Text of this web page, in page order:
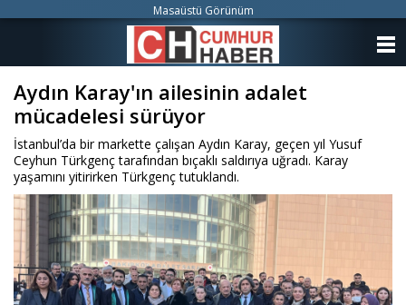
Aydın Karay'ın ailesinin adalet
mücadelesi sürüyor
İstanbul’da bir markette çalışan Aydın Karay, geçen yıl Yusuf
Ceyhun Türkgenç tarafından bıçaklı saldırıya uğradı. Karay
yaşamını yitirirken Türkgenç tutuklandı.
Masaüstü Görünüm
KATEGORİLER
ANKETLER